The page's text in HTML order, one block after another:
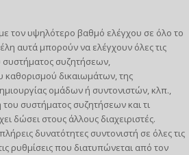
με τον υψηλότερο βαθμό ελέγχου σε όλο το
αυτά μπορούν να ελέγχουν όλες τις
συστήματος συζητήσεων,
δικαιωμάτων, της
ομάδων ή συντονιστών, κλπ.,
συστήματος συζητήσεων και τι
δώσει στους άλλους διαχειριστές.
δυνατότητες συντονιστή σε όλες τις
ρυθμίσεις που διατυπώνεται από τον